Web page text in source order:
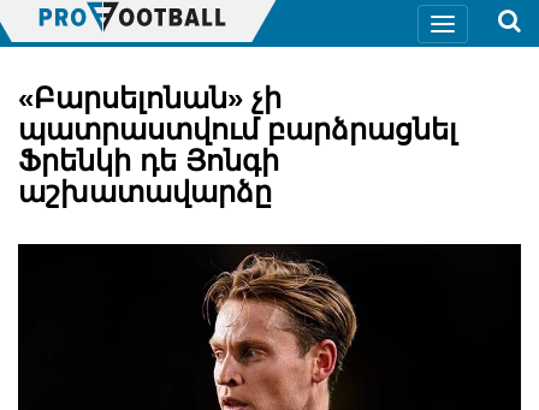
«Բարսելոնան» չի
պատրաստվում բարձրացնել
Ֆրենկի դե Յոնգի
աշխատավարձը